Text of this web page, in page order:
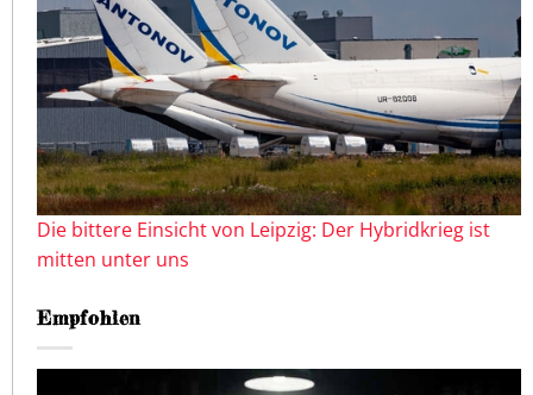
Die bittere Einsicht von Leipzig: Der Hybridkrieg ist
mitten unter uns
Empfohlen